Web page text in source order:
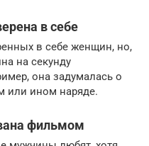
в себе
в себе женщин, но,
на секунду
она задумалась о
или ином наряде.
фильмом